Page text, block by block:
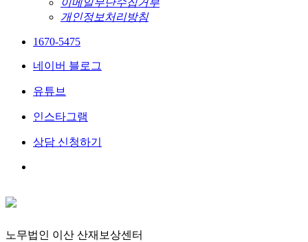
개인정보처리방침
1670-5475
네이버 블로그
유튜브
인스타그램
상담 신청하기
노무법인 이산 산재보상센터